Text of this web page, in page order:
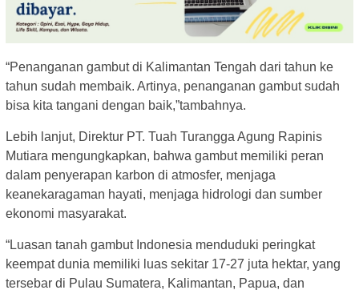
“Penanganan gambut di Kalimantan Tengah dari tahun ke
tahun sudah membaik. Artinya, penanganan gambut sudah
bisa kita tangani dengan baik,”tambahnya.
Lebih lanjut, Direktur PT. Tuah Turangga Agung Rapinis
Mutiara mengungkapkan, bahwa gambut memiliki peran
dalam penyerapan karbon di atmosfer, menjaga
keanekaragaman hayati, menjaga hidrologi dan sumber
ekonomi masyarakat.
“Luasan tanah gambut Indonesia menduduki peringkat
keempat dunia memiliki luas sekitar 17-27 juta hektar, yang
tersebar di Pulau Sumatera, Kalimantan, Papua, dan